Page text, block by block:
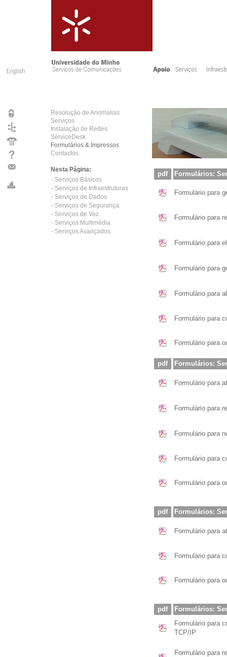
Resolução de Anomalias
Serviços
Instalação de Redes
ServiceDesk
Formulários & Impressos
Contactos
Nesta Página:
- Serviços Básicos
- Serviços de Infraestruturas
- Serviços de Dados
- Serviços de Segurança
- Serviços de Voz
- Serviços Multimédia
- Serviços Avançados
pdf Formulários:
Formulário para
Formulário para
Formulário para
Formulário para
Formulário para
Formulário para
Formulário para
pdf Formulários:
Formulário para
Formulário para
Formulário para
Formulário para
Formulário para
pdf Formulários:
Formulário para
Formulário para
Formulário para
pdf
Formulários:
Formulário para
TCP/IP
Formulário para